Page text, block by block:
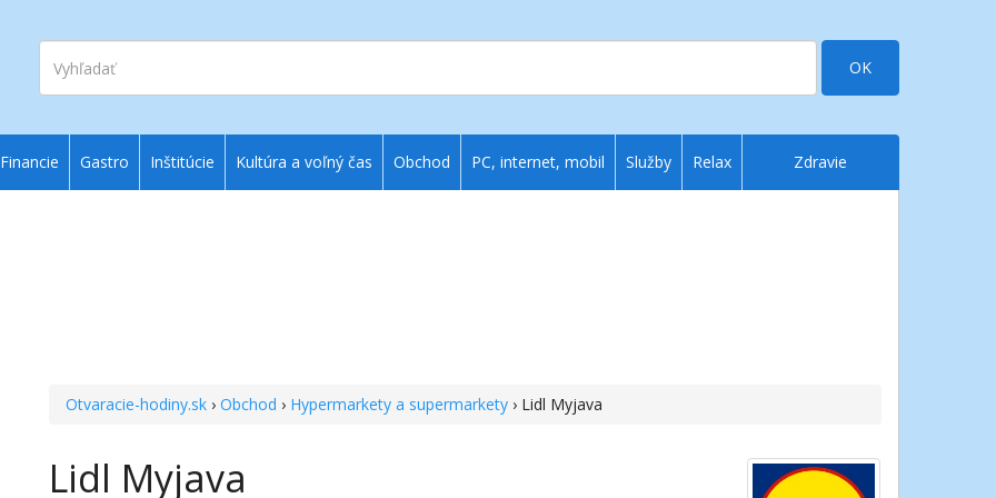
Vyhľadať
OK
Otvaracie-hodiny.sk ›Obchod › Hypermarkety a supermarkety › Lidl Myjava
Lidl Myjava
Financie Gastro Inštitúcie Kultúra a voľný čas Obchod PC, internet, mobil Služby Relax Zdravie